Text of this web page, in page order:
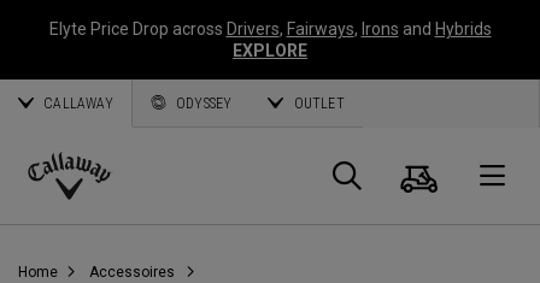
Elyte Price Drop across Drivers, Fairways, Irons and Hybrids
EXPLORE
CALLAWAY ODYSSEY OUTLET
Callaway
Panier
Home Accessoires